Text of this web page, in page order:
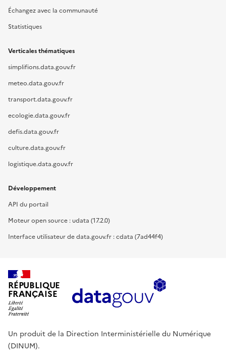
Échangez avec la communauté
Statistiques
Verticales thématiques
simplifions.data.gouv.fr
meteo.data.gouv.fr
transport.data.gouv.fr
ecologie.data.gouv.fr
defis.data.gouv.fr
culture.data.gouv.fr
logistique.data.gouv.fr
Développement
API du portail
Moteur open source : udata (17.2.0)
Interface utilisateur de data.gouv.fr : cdata (7ad44f4)
RÉPUBLIQUE
FRANÇAISE
Un produit de la Direction Interministérielle du Numérique
(DINUM).